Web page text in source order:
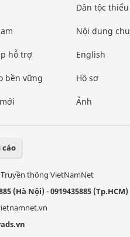
hỗ trợ
bền vững
Dân tộc
Nội dung
English
Hồ sơ
Ảnh
cáo
thông VietNamNet
(Hà Nội)-0919435885 (Tp.HCM)